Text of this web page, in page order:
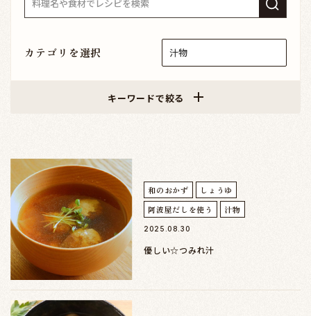
カテゴリを選択
キーワードで絞る
和のおかず
しょうゆ
阿波屋だしを使う
汁物
2025.08.30
優しい☆つみれ汁